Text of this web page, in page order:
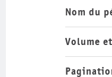
Nom du
Volume